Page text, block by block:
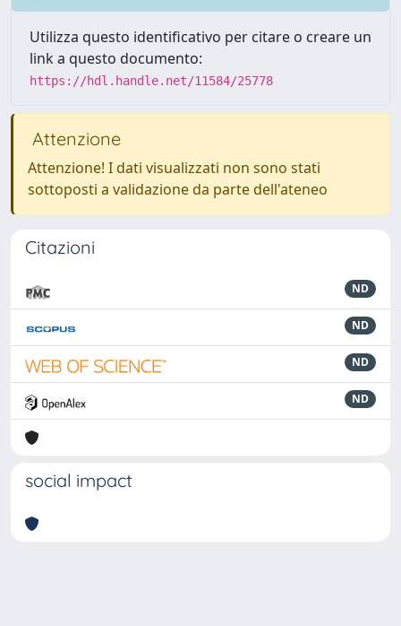
Utilizza questo identificativo per citare o creare un
link a questo documento:
https://hdl.handle.net/11584/25778
Attenzione
Attenzione! I dati visualizzati non sono stati
sottoposti a validazione da parte dell'ateneo
Citazioni
ND
ND
ND
ND
social impact